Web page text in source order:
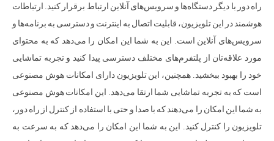
راه دور با دیگر دستگاه‌ها و سرویس‌های آنلاین ارتباط برقرار کنید. ارتباطات
هوشمند در این تلویزیون، قابلیت اتصال به اینترنت و دسترسی به برنامه‌ها و
سرویس‌های آنلاین است. این به شما این امکان را می‌دهد که به محتوای
مورد علاقه‌تان از پلتفرم‌های مختلف دسترسی پیدا کنید و تجربه تماشایی
خود را بهبود ببخشید. همچنین، این تلویزیون دارای امکانات هوش مصنوعی
است که به تجربه تماشایی شما ارتقا می‌دهد. این امکانات هوش مصنوعی
به شما این امکان را می‌دهند که با صدا و حتی با استفاده از کنترل از راه دور،
تلویزیون را کنترل کنید. این به شما این امکان را می‌دهد که به سرعت به